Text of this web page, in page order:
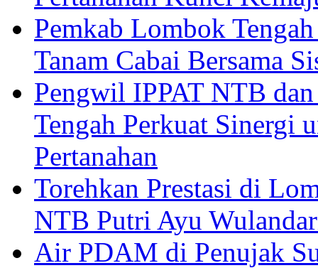
Pemkab Lombok
Tanam Cabai Bersama
Pengwil IPPAT NTB
Tengah Perkuat Sinergi
Pertanahan
Torehkan Prestasi di
NTB Putri Ayu
Air PDAM di Penujak